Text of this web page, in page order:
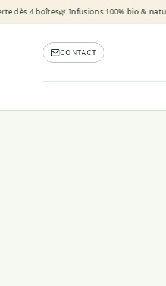
dès 4 boîtes🌿 Infusions 100% bio &
CONTACT